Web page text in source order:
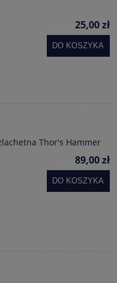
25,00 zł
DO KOSZYKA
Thor's Hammer
89,00 zł
DO KOSZYKA